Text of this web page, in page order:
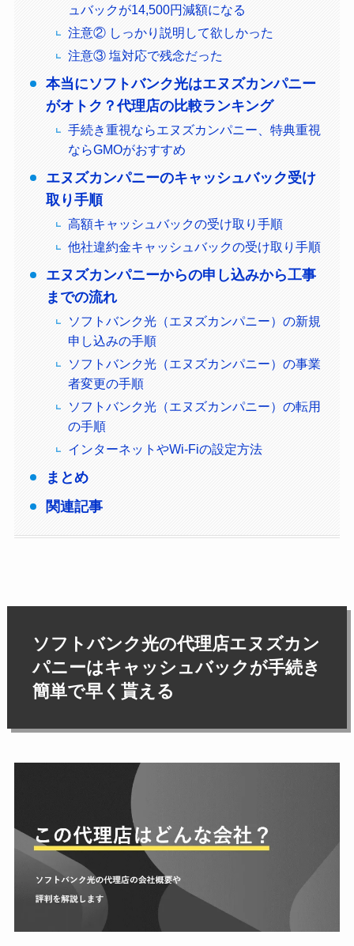
ュバックが14,500円減額になる
注意② しっかり説明して欲しかった
注意③ 塩対応で残念だった
本当にソフトバンク光はエヌズカンパニー
がオトク？代理店の比較ランキング
手続き重視ならエヌズカンパニー、特典重視
ならGMOがおすすめ
エヌズカンパニーのキャッシュバック受け
取り手順
高額キャッシュバックの受け取り手順
他社違約金キャッシュバックの受け取り手順
エヌズカンパニーからの申し込みから工事
までの流れ
ソフトバンク光（エヌズカンパニー）の新規
申し込みの手順
ソフトバンク光（エヌズカンパニー）の事業
者変更の手順
ソフトバンク光（エヌズカンパニー）の転用
の手順
インターネットやWi-Fiの設定方法
まとめ
関連記事
ソフトバンク光の代理店エヌズカン
パニーはキャッシュバックが手続き
簡単で早く貰える